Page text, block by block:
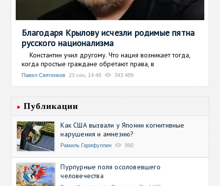
Благодаря Крылову исчезли родимые пятна
русского национализма
Константин учил другому. Что нация возникает тогда,
когда простые граждане обретают права, в
Павел Святенков 23 сен, 14:48 343 489
Публикации
Как США вызвали у Японии когнитивные
нарушения и амнезию?
Рамиль Гарифуллин 990
Пурпурные поля осоловевшего
человечества